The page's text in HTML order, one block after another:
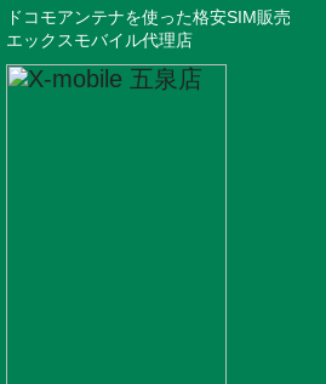
ドコモアンテナを使った格安SIM販売
エックスモバイル代理店